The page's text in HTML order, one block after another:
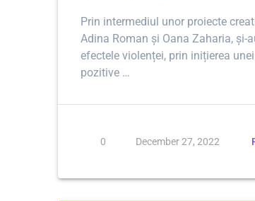
Prin intermediul unor proiecte
Adina Roman și Oana Zaharia, și-
efectele violenței, prin inițierea
pozitive …
0 December 27, 2022